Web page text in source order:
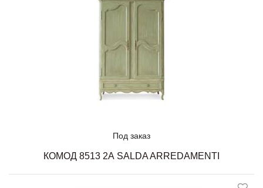
Под заказ
КОМОД 8513 2А SALDA ARREDAMENTI